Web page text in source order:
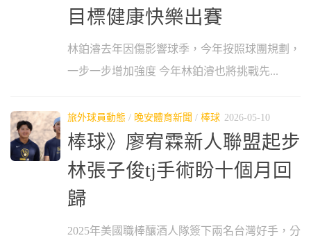
目標健康快樂出賽
林鉑濬去年因傷影響球季，今年按照球團規劃，
一步一步增加強度 今年林鉑濬也將挑戰先...
旅外球員動態 / 晚安體育新聞 / 棒球 2026-05-10
棒球》廖宥霖新人聯盟起步
林張子俊tj手術盼十個月回
歸
2025年美國職棒釀酒人隊簽下兩名台灣好手，分